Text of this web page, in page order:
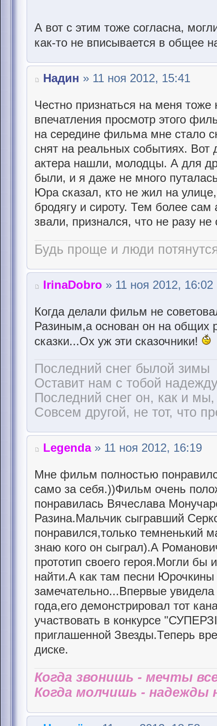
А вот с этим тоже согласна,
как-то не вписывается в общее
Надин » 11 ноя 2012, 15:41
Честно признаться на меня тоже
впечатления просмотр этого
на середине фильма мне стало
снят на реальных событиях.
актера нашли, молодцы. А для
были, и я даже не много
Юра сказал, кто не жил на
бродягу и сироту. Тем более
звали, признался, что не разу
Будь проще и люди
IrinaDobro » 11 ноя 2012, 16:02
Когда делали фильм не
Разиным,а основан он на общих
сказки...Ох уж эти сказочники!
Последний снег былой зимы
Оставит нам с тобой
Последний снег он, как и мы,
Совсем другой, не тот, что
Legenda» 11 ноя 2012, 16:19
Мне фильм полностью
само за себя.))Фильм очень
понравилась Вячеслава
Разина.Мальчик сыгравший
понравился,только темненький
знаю кого он сыграл).А
прототип своего героя.Могли
найти.А как там песни Юрочкины
замечательно...Впервые
года,его демонстрировал тот
участвовать в конкурсе
приглашенной Звезды.Теперь
диске.
Когда звонишь - мечты
Когда молчишь - надежды